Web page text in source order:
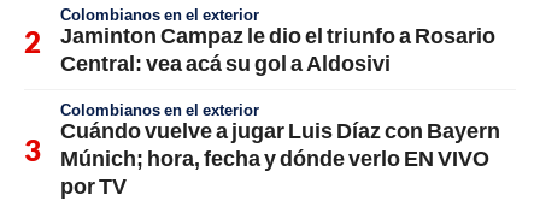
Colombianos en el exterior
Jaminton Campaz le dio el triunfo a Rosario
Central: vea acá su gol a Aldosivi
Colombianos en el exterior
Cuándo vuelve a jugar Luis Díaz con Bayern
Múnich; hora, fecha y dónde verlo EN VIVO
por TV